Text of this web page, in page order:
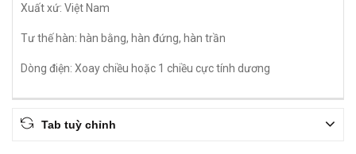
Xuất xứ: Việt Nam
Tư thế hàn: hàn bằng, hàn đứng, hàn trần
Dòng điện: Xoay chiều hoặc 1 chiều cực tính dương
Tab tuỳ chỉnh